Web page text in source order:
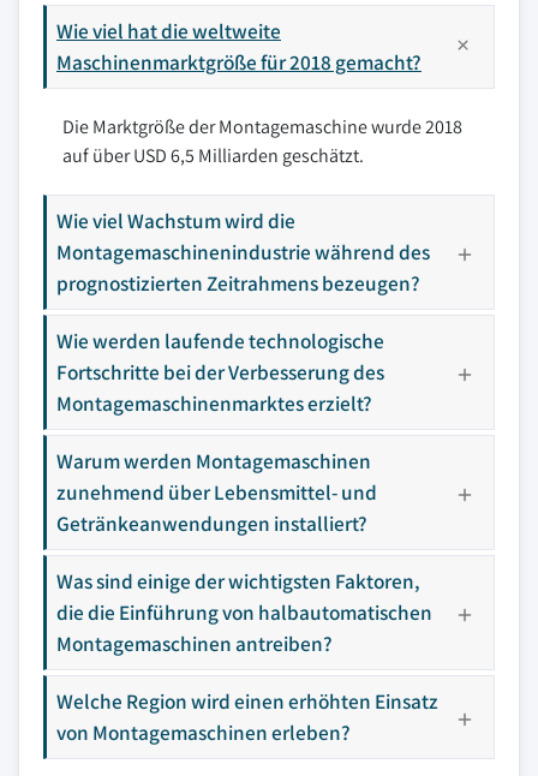
Wie viel hat die weltweite
Maschinenmarktgröße für 2018 gemacht?
Die Marktgröße der Montagemaschine wurde 2018
auf über USD 6,5 Milliarden geschätzt.
Wie viel Wachstum wird die
Montagemaschinenindustrie während des
prognostizierten Zeitrahmens bezeugen?
Wie werden laufende technologische
Fortschritte bei der Verbesserung des
Montagemaschinenmarktes erzielt?
Warum werden Montagemaschinen
zunehmend über Lebensmittel- und
Getränkeanwendungen installiert?
Was sind einige der wichtigsten Faktoren,
die die Einführung von halbautomatischen
Montagemaschinen antreiben?
Welche Region wird einen erhöhten Einsatz
von Montagemaschinen erleben?